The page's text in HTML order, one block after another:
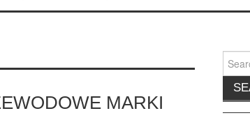
MARKI
Search
for: